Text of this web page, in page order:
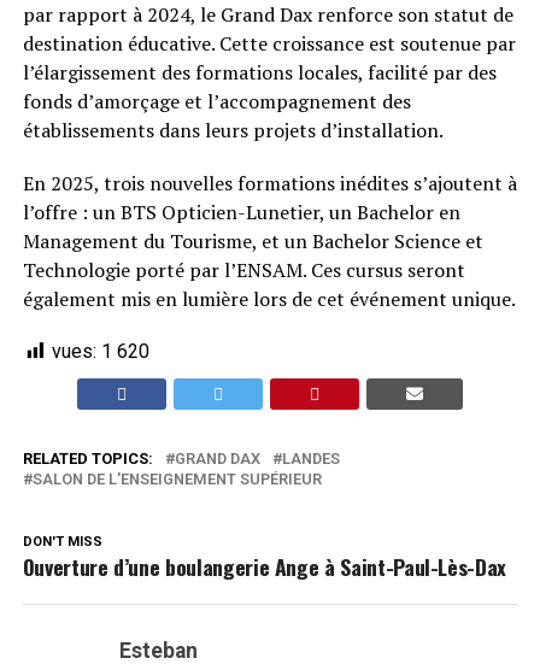
par rapport à 2024, le Grand Dax renforce son statut de
destination éducative. Cette croissance est soutenue par
l’élargissement des formations locales, facilité par des
fonds d’amorçage et l’accompagnement des
établissements dans leurs projets d’installation.
En 2025, trois nouvelles formations inédites s’ajoutent à
l’offre : un BTS Opticien-Lunetier, un Bachelor en
Management du Tourisme, et un Bachelor Science et
Technologie porté par l’ENSAM. Ces cursus seront
également mis en lumière lors de cet événement unique.
vues: 1 620
RELATED TOPICS: GRAND DAX
LANDES
SALON DE L'ENSEIGNEMENT SUPÉRIEUR
DON'T MISS
Ouverture d’une boulangerie Ange à Saint-Paul-Lès-Dax
Esteban